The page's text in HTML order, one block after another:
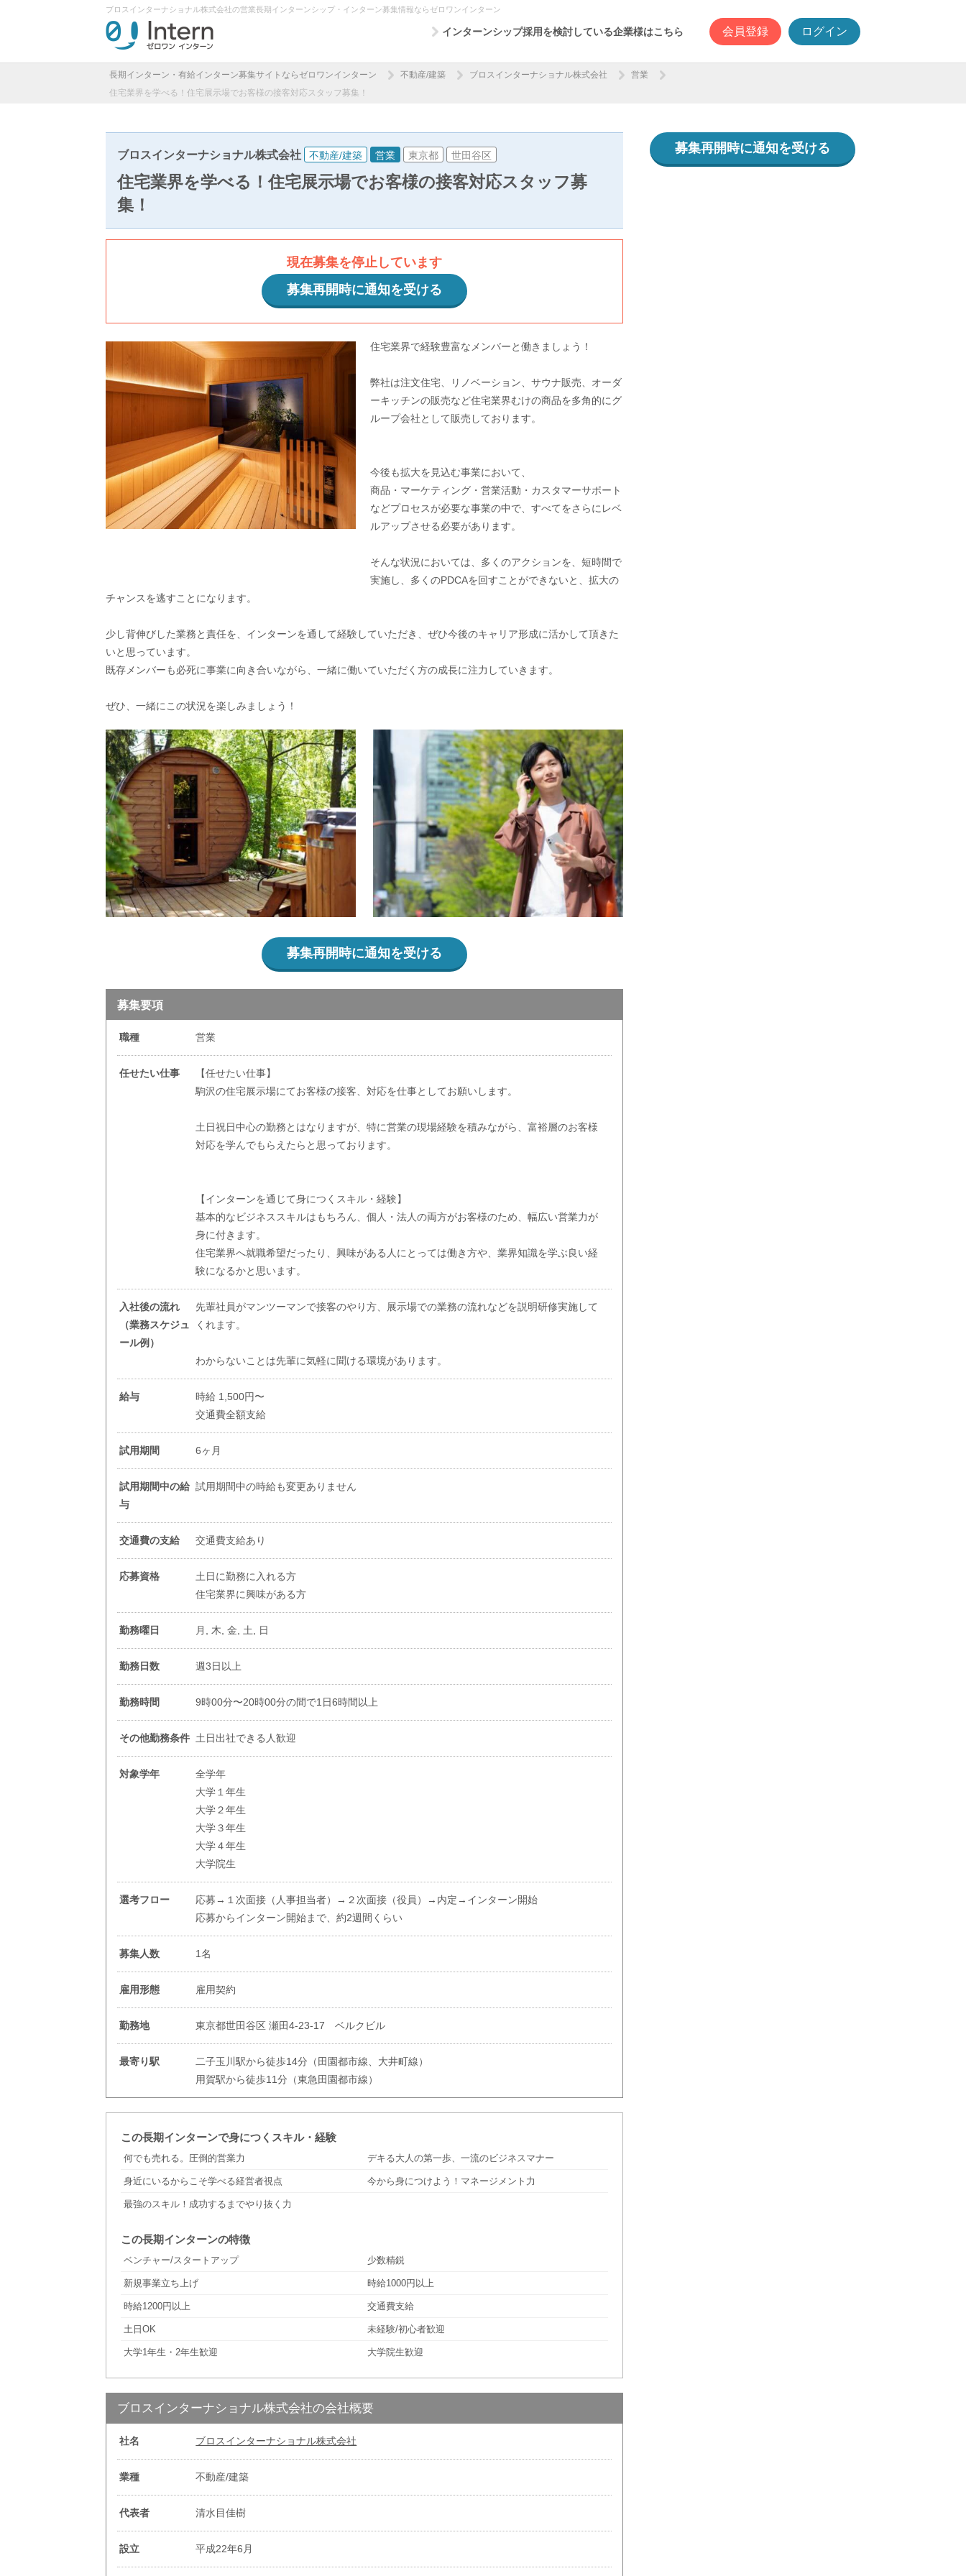
ブロスインターナショナル株式会社の営業長期インターンシップ・インターン募集情報ならゼロワンインターン
インターンシップ採用を検討している企業様はこちら 会員登録 ログイン
長期インターン・有給インターン募集サイトならゼロワンインターン 不動産/建築 ブロスインターナショナル株式会社
営業
住宅業界を学べる！住宅展示場でお客様の接客対応スタッフ募集！
ブロスインターナショナル株式会社 不動産/建築 営業 東京都 世田谷区
住宅業界を学べる！住宅展示場でお客様の接客対応スタッフ募
集！
現在募集を停止しています
募集再開時に通知を受ける
住宅業界で経験豊富なメンバーと働きましょう！
弊社は注文住宅、リノベーション、サウナ販売、オーダ
ーキッチンの販売など住宅業界むけの商品を多角的にグ
ループ会社として販売しております。
今後も拡大を見込む事業において、
商品・マーケティング・営業活動・カスタマーサポート
などプロセスが必要な事業の中で、すべてをさらにレベ
ルアップさせる必要があります。
そんな状況においては、多くのアクションを、短時間で
実施し、多くのPDCAを回すことができないと、拡大の
チャンスを逃すことになります。
少し背伸びした業務と責任を、インターンを通して経験していただき、ぜひ今後のキャリア形成に活かして頂きた
いと思っています。
既存メンバーも必死に事業に向き合いながら、一緒に働いていただく方の成長に注力していきます。
ぜひ、一緒にこの状況を楽しみましょう！
募集再開時に通知を受ける
募集要項
職種 営業
任せたい仕事
【任せたい仕事】
駒沢の住宅展示場にてお客様の接客、対応を仕事としてお願いします。
土日祝日中心の勤務とはなりますが、特に営業の現場経験を積みながら、富裕層のお客様
対応を学んでもらえたらと思っております。
【インターンを通じて身につくスキル・経験】
基本的なビジネススキルはもちろん、個人・法人の両方がお客様のため、幅広い営業力が
身に付きます。
住宅業界へ就職希望だったり、興味がある人にとっては働き方や、業界知識を学ぶ良い経
験になるかと思います。
入社後の流れ
（業務スケジュ
ール例）
先輩社員がマンツーマンで接客のやり方、展示場での業務の流れなどを説明研修実施して
くれます。
わからないことは先輩に気軽に聞ける環境があります。
給与
時給 1,500円〜
交通費全額支給
試用期間 6ヶ月
試用期間中の給
与
試用期間中の時給も変更ありません
交通費の支給 交通費支給あり
応募資格
土日に勤務に入れる方
住宅業界に興味がある方
勤務曜日 月, 木, 金, 土, 日
勤務日数 週3日以上
勤務時間 9時00分〜20時00分の間で1日6時間以上
その他勤務条件 土日出社できる人歓迎
対象学年
全学年
大学１年生
大学２年生
大学３年生
大学４年生
大学院生
選考フロー
応募→１次面接（人事担当者）→２次面接（役員）→内定→インターン開始
応募からインターン開始まで、約2週間くらい
募集人数 1名
雇用形態 雇用契約
勤務地 東京都世田谷区 瀬田4-23-17 ベルクビル
最寄り駅
二子玉川駅から徒歩14分（田園都市線、大井町線）
用賀駅から徒歩11分（東急田園都市線）
この長期インターンで身につくスキル・経験
何でも売れる。圧倒的営業力 デキる大人の第一歩、一流のビジネスマナー
身近にいるからこそ学べる経営者視点 今から身につけよう！マネージメント力
最強のスキル！成功するまでやり抜く力
この長期インターンの特徴
ベンチャー/スタートアップ 少数精鋭
新規事業立ち上げ 時給1000円以上
時給1200円以上 交通費支給
土日OK 未経験/初心者歓迎
大学1年生・2年生歓迎 大学院生歓迎
ブロスインターナショナル株式会社の会社概要
社名 ブロスインターナショナル株式会社
業種 不動産/建築
代表者 清水目佳樹
設立 平成22年6月
募集再開時に通知を受ける